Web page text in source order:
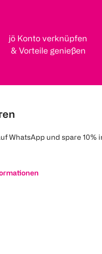
jö Konto verknüpfen
& Vorteile genießen
WhatsApp und spare 10%